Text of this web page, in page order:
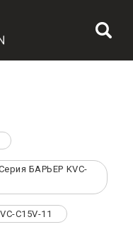
БАРЬЕР KVC-
C15V-11